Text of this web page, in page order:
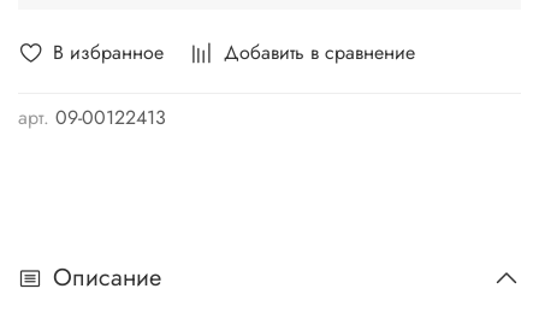
В избранное Добавить в сравнение
арт. 09-00122413
Описание